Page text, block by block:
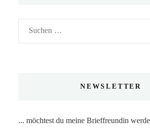
Suchen
nach:
NEWSLETTER
... möchtest du meine Brieffreundin